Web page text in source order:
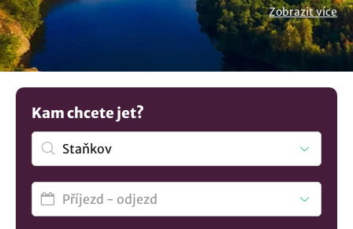
nebo velkého pejska, u nás najdete pobyty se psem nebo
dokonce i s kočkou, prostě kam můžete vzít domácí zvíře.
Vydejte se na dovolenou a objevujte krásy světa společně
se svým miláčkem. Není to co hledáte? Prohlédněte si
všechnaubytování v lokalitě Staňkov..
Zobrazit více
Kam chcete jet?